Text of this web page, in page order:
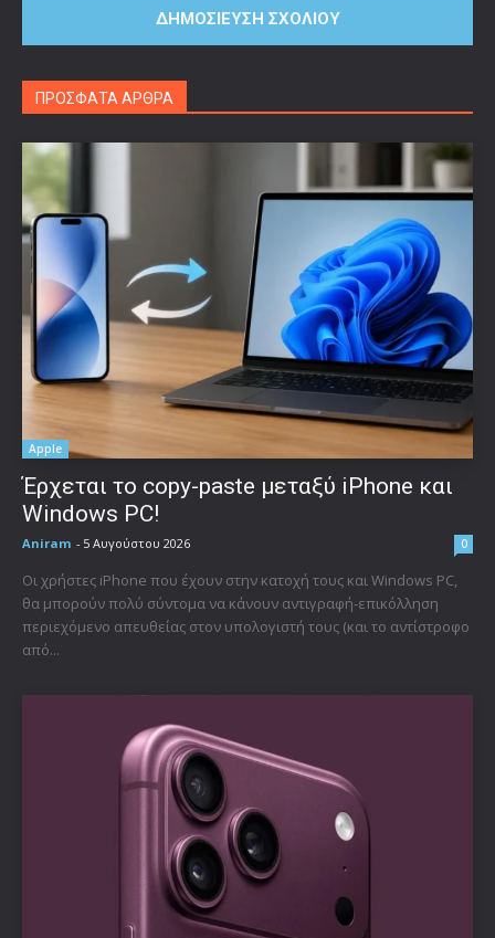
ΠΡΟΣΦΑΤΑ ΑΡΘΡΑ
Apple
Έρχεται το copy-paste μεταξύ iPhone και
Windows PC!
Aniram - 5 Αυγούστου 2026 0
Οι χρήστες iPhone που έχουν στην κατοχή τους και Windows PC,
θα μπορούν πολύ σύντομα να κάνουν αντιγραφή-επικόλληση
περιεχόμενο απευθείας στον υπολογιστή τους (και το αντίστροφο
από...